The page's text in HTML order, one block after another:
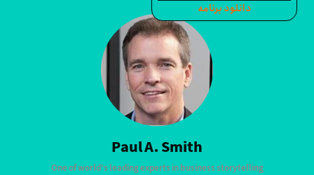
دانلود برنامه
Paul A. Smith
One of world's leading experts in business storytelling